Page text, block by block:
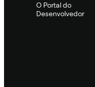
O Portal do
Desenvolvedor